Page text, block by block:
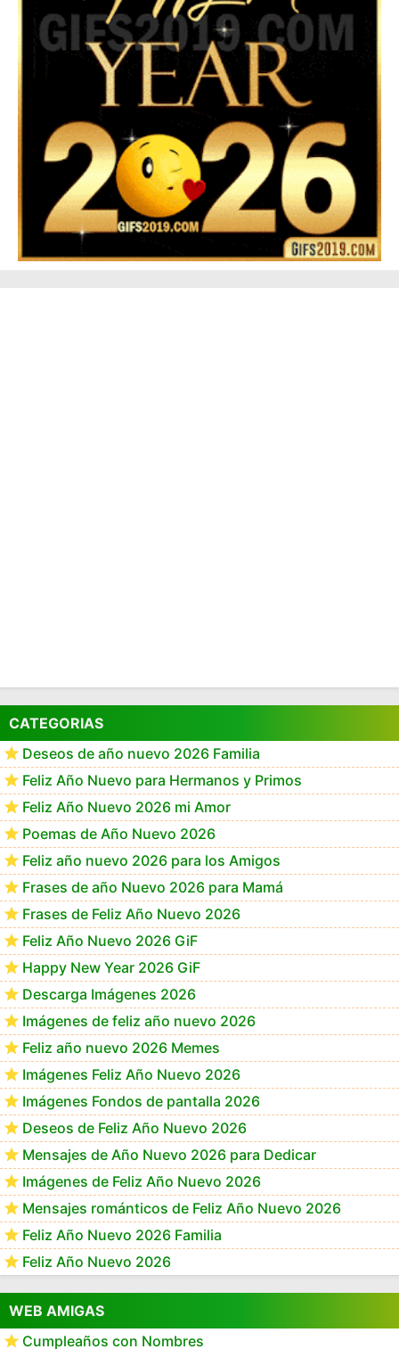
CATEGORIAS
Deseos de año nuevo 2026 Familia
Feliz Año Nuevo para Hermanos y Primos
Feliz Año Nuevo 2026 mi Amor
Poemas de Año Nuevo 2026
Feliz año nuevo 2026 para los Amigos
Frases de año Nuevo 2026 para Mamá
Frases de Feliz Año Nuevo 2026
Feliz Año Nuevo 2026 GiF
Happy New Year 2026 GiF
Descarga Imágenes 2026
Imágenes de feliz año nuevo 2026
Feliz año nuevo 2026 Memes
Imágenes Feliz Año Nuevo 2026
Imágenes Fondos de pantalla 2026
Deseos de Feliz Año Nuevo 2026
Mensajes de Año Nuevo 2026 para Dedicar
Imágenes de Feliz Año Nuevo 2026
Mensajes románticos de Feliz Año Nuevo 2026
Feliz Año Nuevo 2026 Familia
Feliz Año Nuevo 2026
WEB AMIGAS
Cumpleaños con Nombres